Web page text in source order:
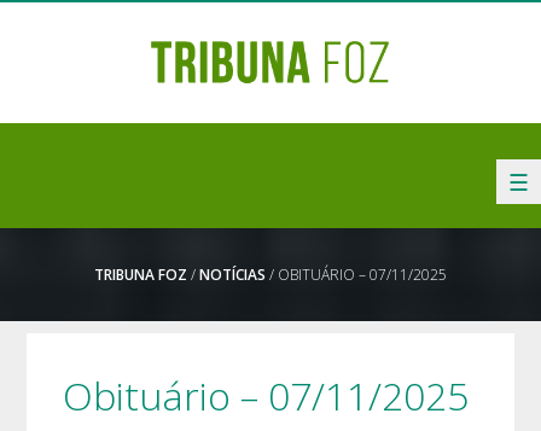
☰
TRIBUNA FOZ /NOTÍCIAS / OBITUÁRIO – 07/11/2025
Obituário – 07/11/2025